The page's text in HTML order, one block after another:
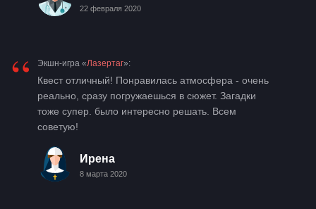
22 февраля 2020
“ Экшн-игра «Лазертаг»:
Квест отличный! Понравилась атмосфера - очень
реально, сразу погружаешься в сюжет. Загадки
тоже супер. было интересно решать. Всем
советую!
Ирена
8 марта 2020